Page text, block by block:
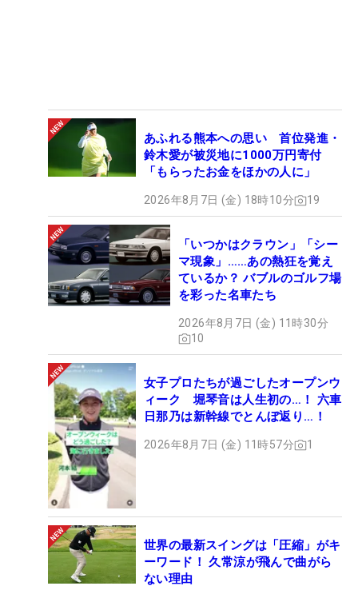
あふれる熊本への思い 首位発進・
鈴木愛が被災地に1000万円寄付
「もらったお金をほかの人に」
2026年8月7日 (金) 18時10分 19
「いつかはクラウン」「シー
マ現象」……あの熱狂を覚え
ているか？ バブルのゴルフ場
を彩った名車たち
2026年8月7日 (金) 11時30分
10
女子プロたちが過ごしたオープンウ
ィーク 堀琴音は人生初の…！ 六車
日那乃は新幹線でとんぼ返り…！
2026年8月7日 (金) 11時57分 1
世界の最新スイングは「圧縮」がキ
ーワード！ 久常涼が飛んで曲がら
ない理由